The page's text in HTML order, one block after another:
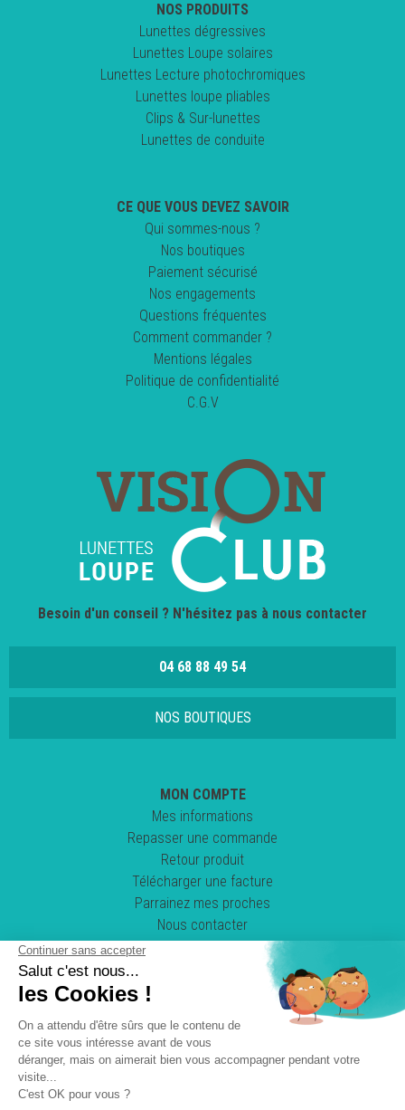
NOS PRODUITS
Lunettes dégressives
Lunettes Loupe solaires
Lunettes Lecture photochromiques
Lunettes loupe pliables
Clips & Sur-lunettes
Lunettes de conduite
CE QUE VOUS DEVEZ SAVOIR
Qui sommes-nous ?
Nos boutiques
Paiement sécurisé
Nos engagements
Questions fréquentes
Comment commander ?
Mentions légales
Politique de confidentialité
C.G.V
Besoin d'un conseil ? N'hésitez pas à nous contacter
04 68 88 49 54
NOS BOUTIQUES
MON COMPTE
Mes informations
Repasser une commande
Retour produit
Télécharger une facture
Parrainez mes proches
Nous contacter